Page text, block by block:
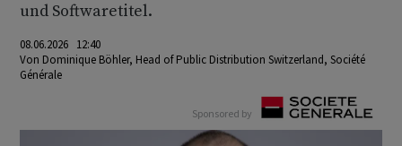
und Softwaretitel.
08.06.2026 12:40
Von Dominique Böhler, Head of Public Distribution Switzerland, Société
Générale
Sponsored by